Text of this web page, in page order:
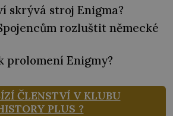
skrývá stroj Enigma?
rozluštit německé
prolomení Enigmy?
ČLENSTVÍ V KLUBU
PLUS ?